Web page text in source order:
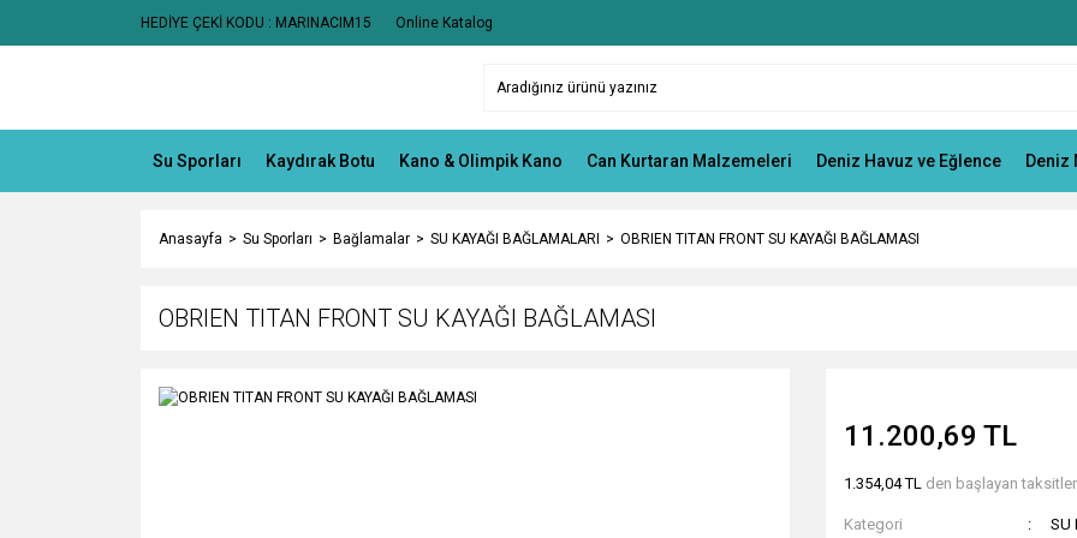
HEDİYE ÇEKİ KODU : MARINACIM15 Online Katalog
Su Sporları Kaydırak Botu Kano & Olimpik Kano Can Kurtaran Malzemeleri Deniz Havuz ve Eğlence Deniz
Anasayfa Su Sporları Bağlamalar SU KAYAĞI BAĞLAMALARI OBRIEN TITAN FRONT SU KAYAĞI BAĞLAMASI
OBRIEN TITAN FRONT SU KAYAĞI BAĞLAMASI
11.200,69 TL
1.354,04 TL den başlayan
Kategori
SU